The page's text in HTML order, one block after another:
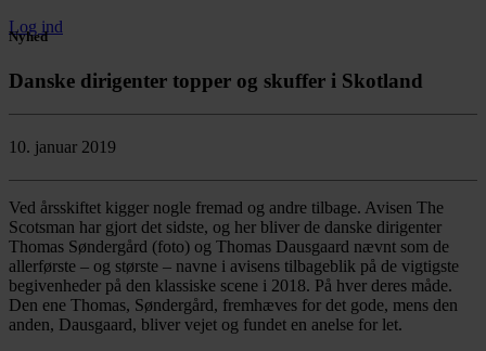
Log ind
Nyhed
Danske dirigenter topper og skuffer i Skotland
10. januar 2019
Ved årsskiftet kigger nogle fremad og andre tilbage. Avisen The
Scotsman har gjort det sidste, og her bliver de danske dirigenter
Thomas Søndergård (foto) og Thomas Dausgaard nævnt som de
allerførste – og største – navne i avisens tilbageblik på de vigtigste
begivenheder på den klassiske scene i 2018. På hver deres måde.
Den ene Thomas, Søndergård, fremhæves for det gode, mens den
anden, Dausgaard, bliver vejet og fundet en anelse for let.